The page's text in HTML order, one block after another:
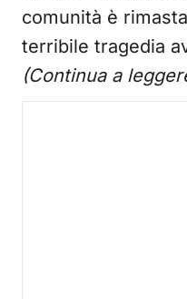
comunità è
terribile tragedia
(Continua a